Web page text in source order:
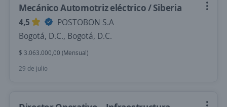
Mecánico Automotriz eléctrico / Siberia
4,5
POSTOBON S.A
Bogotá, D.C., Bogotá, D.C.
$ 3.063.000,00 (Mensual)
29 de julio